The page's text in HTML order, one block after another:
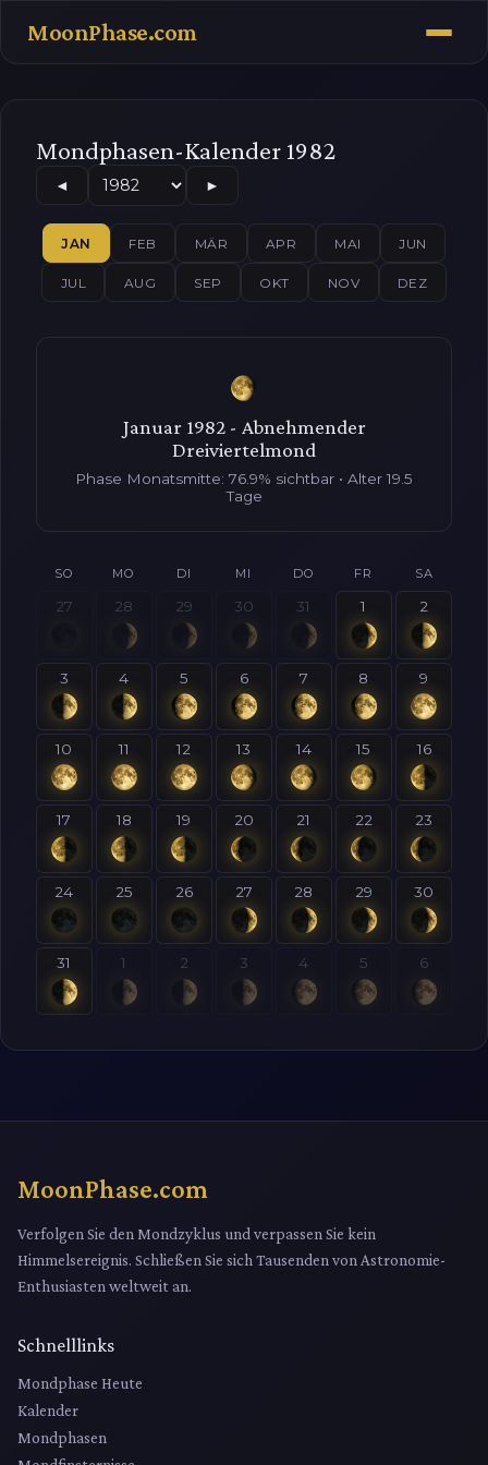
MoonPhase.com
Mondphasen-Kalender 1982
◄ ►
JAN FEB MÄR APR MAI JUN
JUL AUG SEP OKT NOV DEZ
Januar 1982 - Abnehmender
Dreiviertelmond
Phase Monatsmitte: 76.9% sichtbar • Alter 19.5
Tage
SO MO DI MI DO FR SA
27 28 29 30 31 1 2
3 4 5 6 7 8 9
10 11 12 13 14 15 16
17 18 19 20 21 22 23
24 25 26 27 28 29 30
31 1 2 3 4 5 6
MoonPhase.com
Verfolgen Sie den Mondzyklus und verpassen Sie kein
Himmelsereignis. Schließen Sie sich Tausenden von Astronomie-
Enthusiasten weltweit an.
Schnelllinks
Mondphase Heute
Kalender
Mondphasen